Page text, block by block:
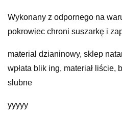
Wykonany z odpornego na
pokrowiec chroni suszarkę i
material dzianinowy, sklep
wpłata blik ing, materiał liście,
slubne
yyyyy